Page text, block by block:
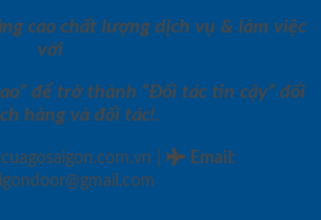
cao chất lượng dịch vụ & làm việc
với
để trở thành “Đối tác tin cậy” đối
hàng và đối tác!.
Email :